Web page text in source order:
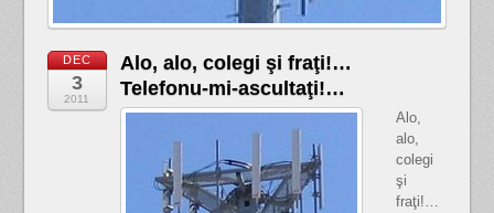
DEC
3
2011
Alo, alo, colegi şi fraţi!…
Telefonu-mi-ascultaţi!…
Alo,
alo,
colegi
şi
fraţi!…